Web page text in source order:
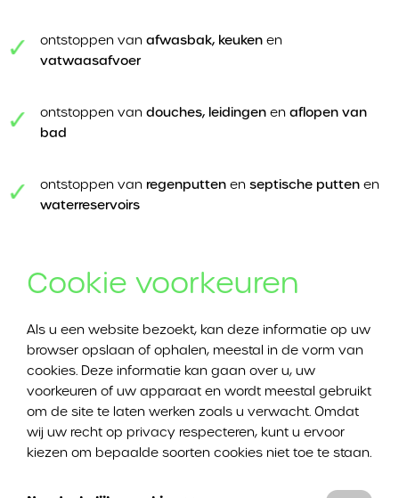
ontstoppen van afwasbak, keuken en
vatwaasafvoer
ontstoppen van douches, leidingen en aflopen van
bad
ontstoppen van regenputten en septische putten en
waterreservoirs
Heeft u een verstopt bad dat zo snel mogelijk ontstopt
moet worden, maar is het laat in de avond? Ook dan kan
Dankzij onze spoeddienst kunnen wij ontstoppingen in
Leupegem ook buiten kantooruren uitvoeren.
Bad ontstoppen in Leupegem
Cookie voorkeuren
Als u een website bezoekt, kan deze informatie op uw
browser opslaan of ophalen, meestal in de vorm van
cookies. Deze informatie kan gaan over u, uw
voorkeuren of uw apparaat en wordt meestal gebruikt
om de site te laten werken zoals u verwacht. Omdat
wij uw recht op privacy respecteren, kunt u ervoor
kiezen om bepaalde soorten cookies niet toe te staan.